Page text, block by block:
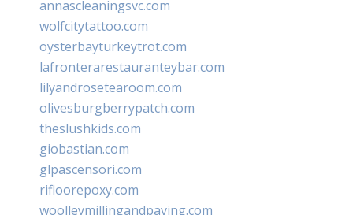
annascleaningsvc.com
wolfcitytattoo.com
oysterbayturkeytrot.com
lafronterarestauranteybar.com
lilyandrosetearoom.com
olivesburgberrypatch.com
theslushkids.com
giobastian.com
glpascensori.com
rifloorepoxy.com
woolleymillingandpaving.com